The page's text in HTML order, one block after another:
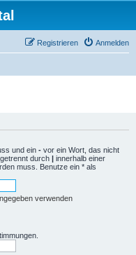
Anmelden
Registrieren
und ein - vor ein Wort, das nicht
durch | innerhalb einer
muss. Benutze ein * als
verwenden